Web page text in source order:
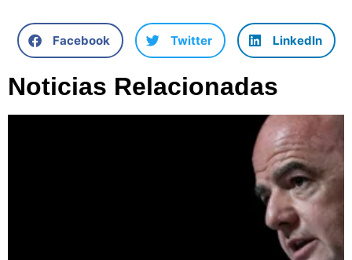
Facebook Twitter LinkedIn
Noticias Relacionadas